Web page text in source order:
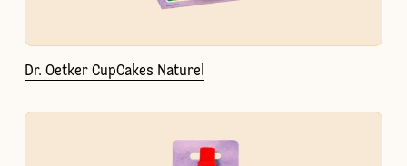
Dr. Oetker CupCakes Naturel